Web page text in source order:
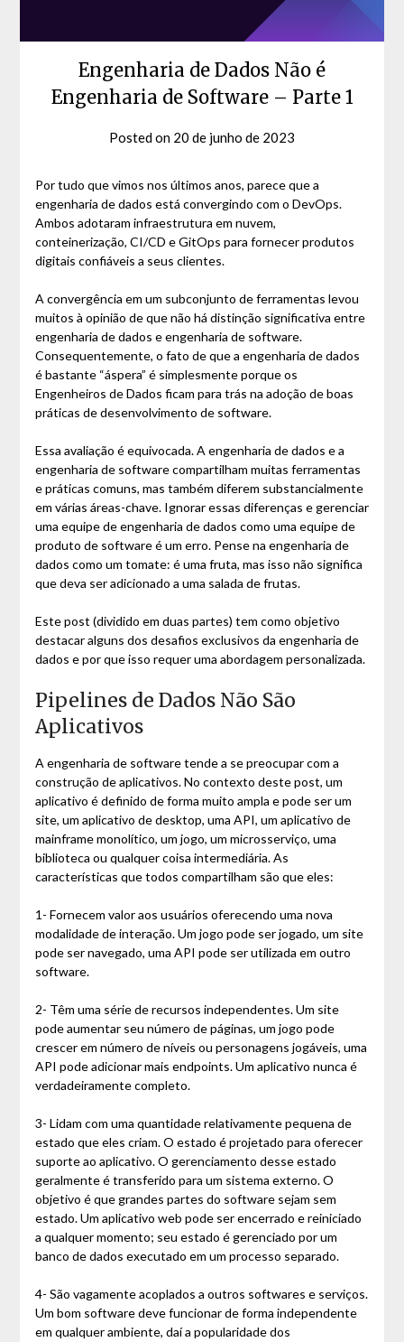
Engenharia de Dados Não é
Engenharia de Software – Parte 1
Posted on 20 de junho de 2023
Matos
Por tudo que vimos nos últimos anos, parece que a
engenharia de dados está convergindo com o DevOps.
Ambos adotaram infraestrutura em nuvem,
conteinerização, CI/CD e GitOps para fornecer produtos
digitais confiáveis a seus clientes.
A convergência em um subconjunto de ferramentas levou
muitos à opinião de que não há distinção significativa entre
engenharia de dados e engenharia de software.
Consequentemente, o fato de que a engenharia de dados
é bastante “áspera” é simplesmente porque os
Engenheiros de Dados ficam para trás na adoção de boas
práticas de desenvolvimento de software.
Essa avaliação é equivocada. A engenharia de dados e a
engenharia de software compartilham muitas ferramentas
e práticas comuns, mas também diferem substancialmente
em várias áreas-chave. Ignorar essas diferenças e gerenciar
uma equipe de engenharia de dados como uma equipe de
produto de software é um erro. Pense na engenharia de
dados como um tomate: é uma fruta, mas isso não significa
que deva ser adicionado a uma salada de frutas.
Este post (dividido em duas partes) tem como objetivo
destacar alguns dos desafios exclusivos da engenharia de
dados e por que isso requer uma abordagem personalizada.
Pipelines de Dados Não São
Aplicativos
A engenharia de software tende a se preocupar com a
construção de aplicativos. No contexto deste post, um
aplicativo é definido de forma muito ampla e pode ser um
site, um aplicativo de desktop, uma API, um aplicativo de
mainframe monolítico, um jogo, um microsserviço, uma
biblioteca ou qualquer coisa intermediária. As
características que todos compartilham são que eles:
1- Fornecem valor aos usuários oferecendo uma nova
modalidade de interação. Um jogo pode ser jogado, um site
pode ser navegado, uma API pode ser utilizada em outro
software.
2- Têm uma série de recursos independentes. Um site
pode aumentar seu número de páginas, um jogo pode
crescer em número de níveis ou personagens jogáveis, uma
API pode adicionar mais endpoints. Um aplicativo nunca é
verdadeiramente completo.
3- Lidam com uma quantidade relativamente pequena de
estado que eles criam. O estado é projetado para oferecer
suporte ao aplicativo. O gerenciamento desse estado
geralmente é transferido para um sistema externo. O
objetivo é que grandes partes do software sejam sem
estado. Um aplicativo web pode ser encerrado e reiniciado
a qualquer momento; seu estado é gerenciado por um
banco de dados executado em um processo separado.
4- São vagamente acoplados a outros softwares e serviços.
Um bom software deve funcionar de forma independente
em qualquer ambiente, daí a popularidade dos